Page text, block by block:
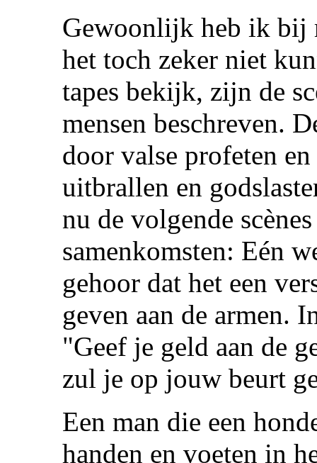
Gewoonlijk heb ik bij
het toch zeker niet
tapes bekijk, zijn de
mensen beschreven.
door valse profeten
uitbrallen en
nu de volgende
samenkomsten: Eén
gehoor dat het een
geven aan de armen.
"Geef je geld aan de
zul je op jouw beurt
Een man die een
handen en voeten in